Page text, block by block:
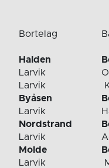
Bortelag
Halden
Larvik
Larvik
Byåsen
Larvik
Nordstrand
Larvik
Molde
Larvik